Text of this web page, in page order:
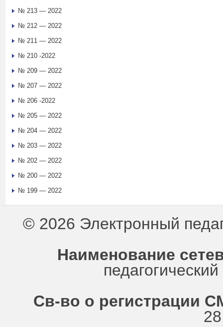
№ 213 — 2022
№ 212 — 2022
№ 211 — 2022
№ 210 -2022
№ 209 — 2022
№ 207 — 2022
№ 206 -2022
№ 205 — 2022
№ 204 — 2022
№ 203 — 2022
№ 202 — 2022
№ 200 — 2022
№ 199 — 2022
© 2026 Электронный
Наименование
Св-во о регистрации